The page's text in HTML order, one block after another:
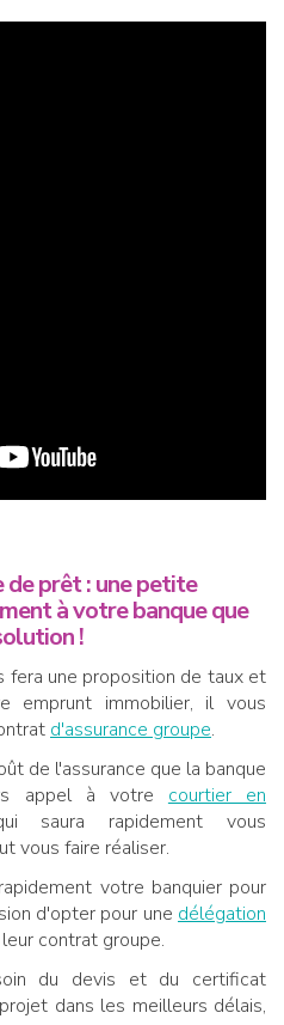
prêt : une petite
à votre banque que
!
fera une proposition de taux et
emprunt immobilier, il vous
d'assurance groupe.
de l'assurance que la banque
appel à votrecourtier en
saura rapidement vous
vous faire réaliser.
votre banquier pour
d'opter pour une délégation
contrat groupe.
du devis et du certificat
dans les meilleurs délais,